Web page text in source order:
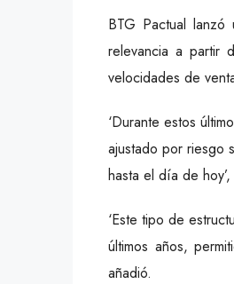
BTG Pactual
relevancia a partir
velocidades de
‘Durante estos
ajustado por riesgo
hasta el día de
‘Este tipo de
últimos años,
añadió.